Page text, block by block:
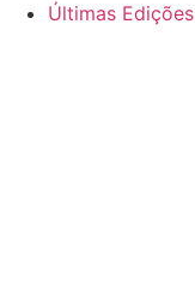
Últimas Edições